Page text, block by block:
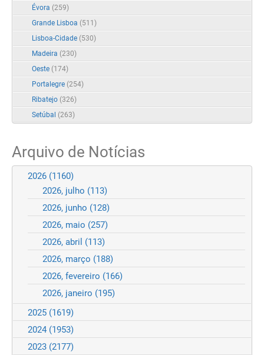
Évora (259)
Grande Lisboa (511)
Lisboa-Cidade (530)
Madeira (230)
Oeste (174)
Portalegre (254)
Ribatejo (326)
Setúbal (263)
Arquivo de Notícias
2026 (1160)
2026, julho (113)
2026, junho (128)
2026, maio (257)
2026, abril (113)
2026, março (188)
2026, fevereiro (166)
2026, janeiro (195)
2025 (1619)
2024 (1953)
2023 (2177)